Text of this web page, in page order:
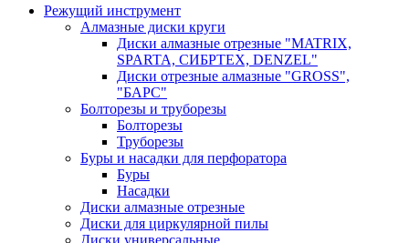
Режущий инструмент
Алмазные диски круги
Диски алмазные отрезные "MATRIX,
SPARTA, СИБРТЕХ, DENZEL"
Диски отрезные алмазные "GROSS",
"БАРС"
Болторезы и труборезы
Болторезы
Труборезы
Буры и насадки для перфоратора
Буры
Насадки
Диски алмазные отрезные
Диски для циркулярной пилы
Диски универсальные